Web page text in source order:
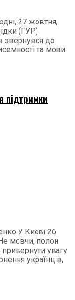
27 жовтня,
(ГУР)
звернувся до
та мови.
підтримки
У Києві 26
мовчи, полон
увагу
українців,